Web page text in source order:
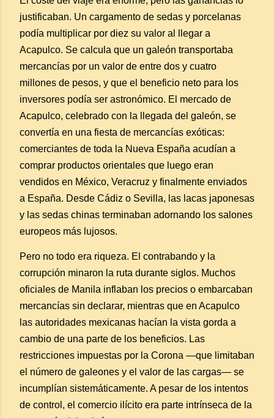
justificaban. Un cargamento de sedas y porcelanas
podía multiplicar por diez su valor al llegar a
Acapulco. Se calcula que un galeón transportaba
mercancías por un valor de entre dos y cuatro
millones de pesos, y que el beneficio neto para los
inversores podía ser astronómico. El mercado de
Acapulco, celebrado con la llegada del galeón, se
convertía en una fiesta de mercancías exóticas:
comerciantes de toda la Nueva España acudían a
comprar productos orientales que luego eran
vendidos en México, Veracruz y finalmente enviados
a España. Desde Cádiz o Sevilla, las lacas japonesas
y las sedas chinas terminaban adornando los salones
europeos más lujosos.
Pero no todo era riqueza. El contrabando y la
corrupción minaron la ruta durante siglos. Muchos
oficiales de Manila inflaban los precios o embarcaban
mercancías sin declarar, mientras que en Acapulco
las autoridades mexicanas hacían la vista gorda a
cambio de una parte de los beneficios. Las
restricciones impuestas por la Corona —que limitaban
el número de galeones y el valor de las cargas— se
incumplían sistemáticamente. A pesar de los intentos
de control, el comercio ilícito era parte intrínseca de la